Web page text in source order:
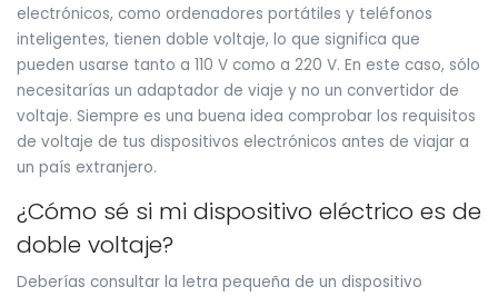
electrónicos, como ordenadores portátiles y teléfonos
inteligentes, tienen doble voltaje, lo que significa que
pueden usarse tanto a 110 V como a 220 V. En este caso, sólo
necesitarías un adaptador de viaje y no un convertidor de
voltaje. Siempre es una buena idea comprobar los requisitos
de voltaje de tus dispositivos electrónicos antes de viajar a
un país extranjero.
¿Cómo sé si mi dispositivo eléctrico es de
doble voltaje?
Deberías consultar la letra pequeña de un dispositivo